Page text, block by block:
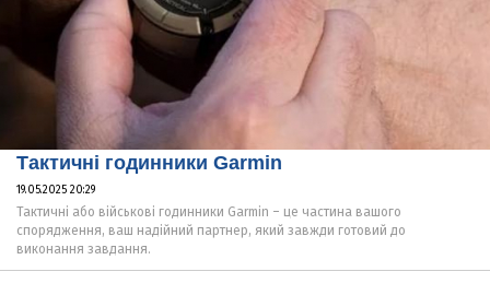
Тактичні годинники Garmin
19.05.2025 20:29
Тактичні або військові годинники Garmin – це частина вашого
спорядження, ваш надійний партнер, який завжди готовий до
виконання завдання.